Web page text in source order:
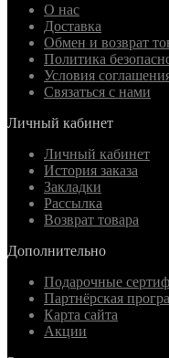
О нас
Доставка
Обмен и возврат
Политика
Условия
Связаться с нами
Личный кабинет
Личный кабинет
История заказа
Закладки
Рассылка
Возврат товара
Дополнительно
Подарочные
Партнёрская
Карта сайта
Акции